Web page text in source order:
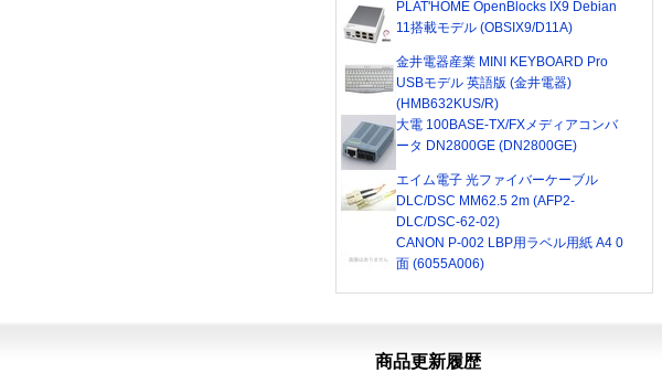
PLAT'HOME OpenBlocks IX9 Debian
11搭載モデル (OBSIX9/D11A)
金井電器産業 MINI KEYBOARD Pro
USBモデル 英語版 (金井電器)
(HMB632KUS/R)
大電 100BASE-TX/FXメディアコンバ
ータ DN2800GE (DN2800GE)
エイム電子 光ファイバーケーブル
DLC/DSC MM62.5 2m (AFP2-
DLC/DSC-62-02)
CANON P-002 LBP用ラベル用紙 A4 0
面 (6055A006)
商品更新履歴